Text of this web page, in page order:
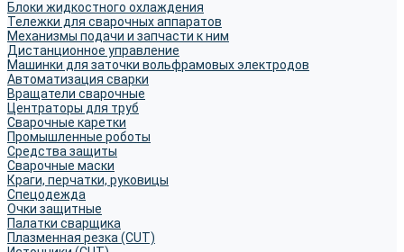
Блоки жидкостного охлаждения
Тележки для сварочных аппаратов
Механизмы подачи и запчасти к ним
Дистанционное управление
Машинки для заточки вольфрамовых электродов
Автоматизация сварки
Вращатели сварочные
Центраторы для труб
Сварочные каретки
Промышленные роботы
Средства защиты
Сварочные маски
Краги, перчатки, руковицы
Спецодежда
Очки защитные
Палатки сварщика
Плазменная резка (CUT)